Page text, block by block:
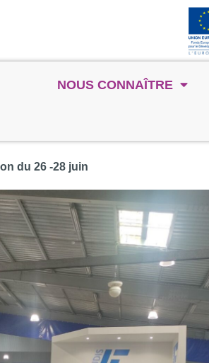
NOUS CONNAÎTRE
du 26 -28 juin